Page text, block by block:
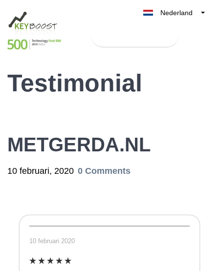
Nederland
België
Testimonial
METGERDA.NL
10 februari, 2020 0 Comments
10 februari 2020